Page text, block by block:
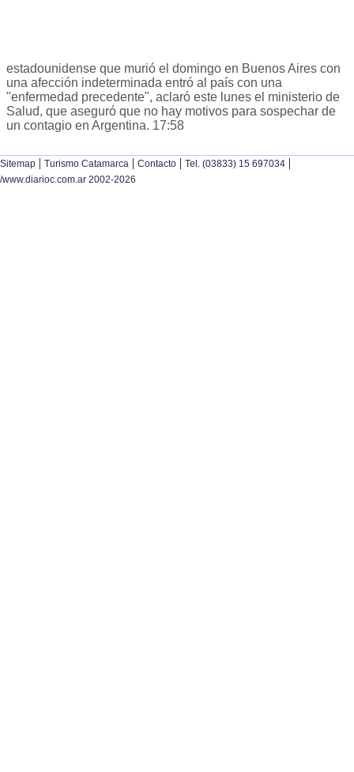
estadounidense que murió el domingo en Buenos Aires con
una afección indeterminada entró al país con una
"enfermedad precedente", aclaró este lunes el ministerio de
Salud, que aseguró que no hay motivos para sospechar de
un contagio en Argentina. 17:58
Sitemap | Turismo Catamarca | Contacto | Tel. (03833) 15 697034 |
/www.diarioc.com.ar 2002-2026